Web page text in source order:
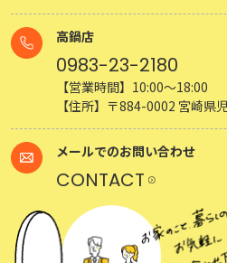
高鍋店
0983-23-2180
【営業時間】10:00～18:00
【住所】〒884-0002 宮崎県
メールでのお問い合わせ
CONTACT